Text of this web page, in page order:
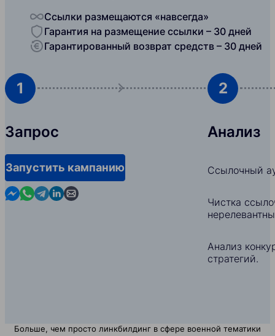
Ссылки размещаются «навсегда»
Гарантия на размещение ссылки – 30 дней
Гарантированный возврат средств – 30 дней
1
Запрос
Запустить кампанию
Contact us in Messenger
Contact us in WhatsApp
Contact us in Telegram
Contact us in Linkedin
Contact us by email
2
Анализ
Ссылочный
Чистка
Анализ
стратегий.
Больше, чем просто линкбилдинг в сфере военной тематики